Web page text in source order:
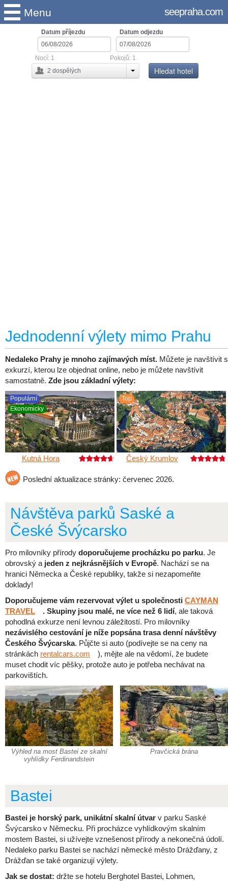
Menu seepraha.com
Datum příjezdu Datum odjezdu
2 dospělých
Nocí: 1 Pokojů: 1
Hledat hotel
Jednodenní výlety mimo Prahu
Nedaleko Prahy je mnoho zajímavých míst. Můžete je navštívit s
exkurzí, kterou lze objednat online, nebo je můžete navštívit
samostatně. Zde jsou základní výlety:
Populární
Ekonomicky
Kutná Hora
Top
Český Krumlov
Poslední aktualizace stránky: červenec 2026.
Návštěva parků Saské a
České Švýcarsko
Pro milovníky přírody doporučujeme procházku po parku. Je
obrovský a jeden z nejkrásnějších v Evropě. Nachází se na
hranici Německa a České republiky, takže si nezapomeňte
doklady!
Doporučujeme vám rezervovat výlet u společnosti CAYMAN
TRAVEL
. Skupiny jsou malé, ne více než 6 lidí, ale taková
pohodlná exkurze není levnou záležitostí. Pro milovníky
nezávislého cestování je níže popsána trasa denní návštěvy
Českého Švýcarska. Půjčte si auto (podívejte se na ceny na
stránkách rentalcars.com
), mějte ale na vědomí, že budete
muset chodit víc pěšky, protože auto je potřeba nechávat na
parkovištích.
Výhled na most Bastei ze skalní
vyhlídky Ferdinandstein
Pravčická brána
Bastei
Bastei je horský park, unikátní skalní útvar v parku Saské
Švýcarsko v Německu. Při procházce vyhlídkovým skalním
mostem Bastei, si užívejte vznešenost přírody a nekonečná údolí.
Nedaleko parku Bastei se nachází německé město Drážďany, z
Drážďan se také organizují výlety.
Jak se dostat: držte se hotelu Berghotel Bastei, Lohmen,